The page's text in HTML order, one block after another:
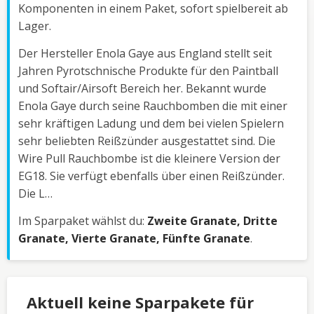
Komponenten in einem Paket, sofort spielbereit ab
Lager.
Der Hersteller Enola Gaye aus England stellt seit
Jahren Pyrotschnische Produkte für den Paintball
und Softair/Airsoft Bereich her. Bekannt wurde
Enola Gaye durch seine Rauchbomben die mit einer
sehr kräftigen Ladung und dem bei vielen Spielern
sehr beliebten Reißzünder ausgestattet sind. Die
Wire Pull Rauchbombe ist die kleinere Version der
EG18. Sie verfügt ebenfalls über einen Reißzünder.
Die L…
Im Sparpaket wählst du: Zweite Granate, Dritte
Granate, Vierte Granate, Fünfte Granate.
Aktuell keine Sparpakete für